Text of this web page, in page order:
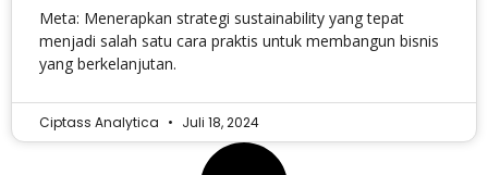
Meta: Menerapkan strategi sustainability yang tepat
menjadi salah satu cara praktis untuk membangun bisnis
yang berkelanjutan.
Ciptass Analytica Juli 18, 2024